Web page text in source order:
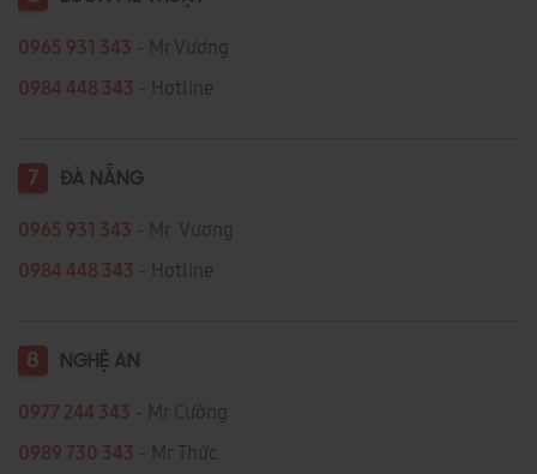
0965 931 343 - Mr Vương
0984 448 343 - Hotline
7 ĐÀ NẴNG
0965 931 343 - Mr Vương
0984 448 343 - Hotline
8 NGHỆ AN
0977 244 343 - Mr Cường
0989 730 343 - Mr Thức